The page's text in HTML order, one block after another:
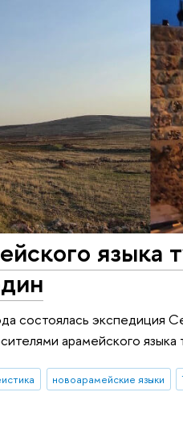
языка
состоялась
арамейского языка
новоарамейские языки